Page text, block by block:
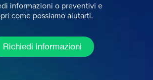
informazioni o preventivi e
come possiamo aiutarti.
Richiedi informazioni